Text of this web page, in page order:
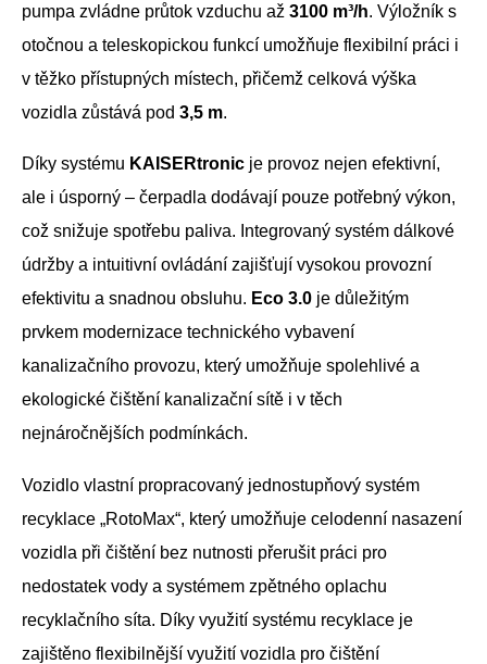
pumpa zvládne průtok vzduchu až 3100 m³/h. Výložník s
otočnou a teleskopickou funkcí umožňuje flexibilní práci i
v těžko přístupných místech, přičemž celková výška
vozidla zůstává pod 3,5 m.
Díky systému KAISERtronic je provoz nejen efektivní,
ale i úsporný – čerpadla dodávají pouze potřebný výkon,
což snižuje spotřebu paliva. Integrovaný systém dálkové
údržby a intuitivní ovládání zajišťují vysokou provozní
efektivitu a snadnou obsluhu. Eco 3.0 je důležitým
prvkem modernizace technického vybavení
kanalizačního provozu, který umožňuje spolehlivé a
ekologické čištění kanalizační sítě i v těch
nejnáročnějších podmínkách.
Vozidlo vlastní propracovaný jednostupňový systém
recyklace „RotoMax“, který umožňuje celodenní nasazení
vozidla při čištění bez nutnosti přerušit práci pro
nedostatek vody a systémem zpětného oplachu
recyklačního síta. Díky využití systému recyklace je
zajištěno flexibilnější využití vozidla pro čištění